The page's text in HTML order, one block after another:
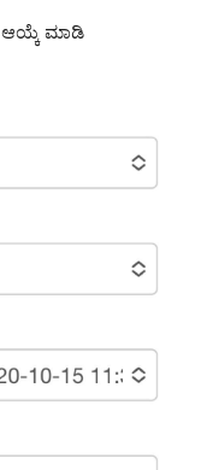
ಆಯ್ಕೆ ಮಾಡಿ